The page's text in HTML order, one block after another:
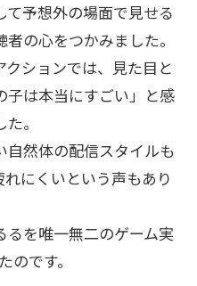
予想外の場面で見せる
の心をつかみました。
ションでは、見た目と
子は本当にすごい」と感
。
自然体の配信スタイルも
にくいという声もあり
るを唯一無二のゲーム実
です。